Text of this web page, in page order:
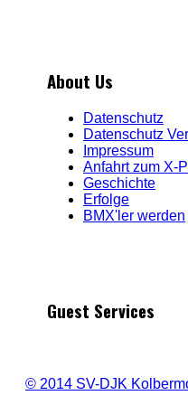
About Us
Datenschutz
Datenschutz
Impressum
Anfahrt zum X-
Geschichte
Erfolge
BMX'ler werden
Guest Services
© 2014 SV-DJK